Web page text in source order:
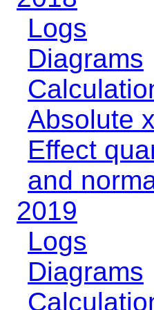
Logs
Diagrams
Absolute
Effect
and
2019
Logs
Diagrams